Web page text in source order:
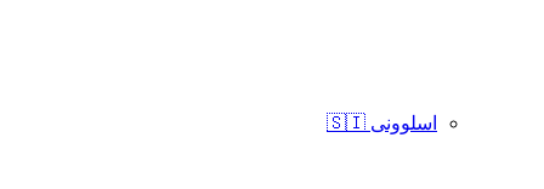
اسلوونی 🇸🇮